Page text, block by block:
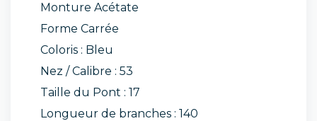
Monture Acétate
Forme Carrée
Coloris : Bleu
Nez / Calibre : 53
Taille du Pont : 17
Longueur de branches : 140